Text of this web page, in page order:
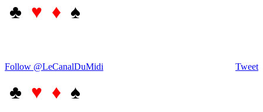
♣ ♥ ♦ ♠
Tweet
Follow @LeCanalDuMidi
♣ ♥ ♦ ♠